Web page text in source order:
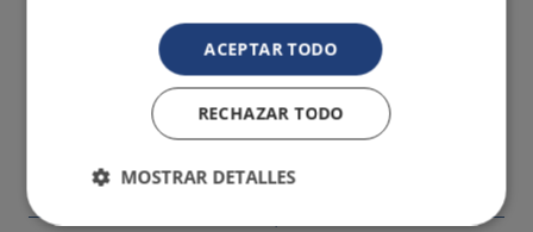
ACEPTAR TODO
RECHAZAR TODO
MOSTRAR DETALLES